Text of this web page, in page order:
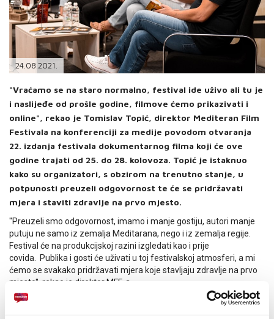
E-RAČUN
PODRŠKA
TELEFONSKI IMENIK
24.08.2021.
"Vraćamo se na staro normalno, festival ide uživo ali tu je
i naslijeđe od prošle godine, filmove ćemo prikazivati i
online", rekao je Tomislav Topić, direktor Mediteran Film
Festivala na konferenciji za medije povodom otvaranja
22. izdanja festivala dokumentarnog filma koji će ove
godine trajati od 25. do 28. kolovoza. Topić je istaknuo
kako su organizatori, s obzirom na trenutno stanje, u
potpunosti preuzeli odgovornost te će se pridržavati
mjera i staviti zdravlje na prvo mjesto.
''Preuzeli smo odgovornost, imamo i manje gostiju, autori manje
putuju ne samo iz zemalja Meditarana, nego i iz zemalja regije.
Festival će na produkcijskoj razini izgledati kao i prije
covida. Publika i gosti će uživati u toj festivalskoj atmosferi, a mi
ćemo se svakako pridržavati mjera koje stavljaju zdravlje na prvo
mjesto'', rekao je direktor MFF-a.
O festivalu, službenom dijelu u konkurenciji, filmovima iz
popratnog programa, radionicama te brojnim sadržajima festivala,